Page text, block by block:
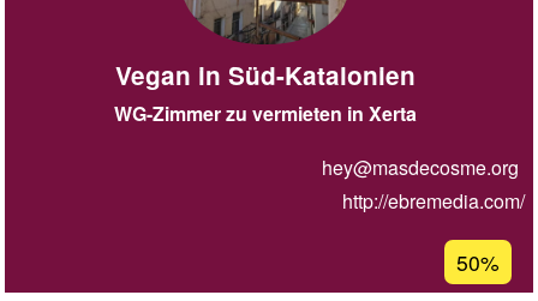
Vegan in Süd-Katalonien
WG-Zimmer zu vermieten in Xerta
hey@masdecosme.org
http://ebremedia.com/
Annahme
50%